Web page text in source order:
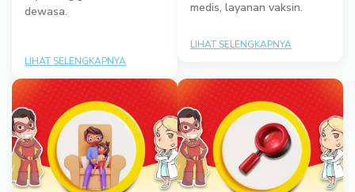
dewasa.
LIHAT SELENGKAPNYA
medis, layanan vaksin.
LIHAT SELENGKAPNYA